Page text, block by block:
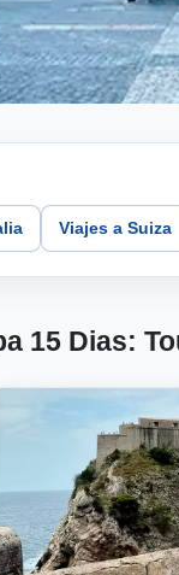
Viajes a Suiza
15 Dias: